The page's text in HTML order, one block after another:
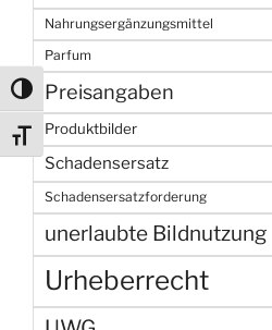
Umschalten auf hohe Kontraste
Schrift vergrößern
Nahrungsergänzungsmittel
Parfum
Preisangaben
Produktbilder
Schadensersatz
Schadensersatzforderung
unerlaubte Bildnutzung
Urheberrecht